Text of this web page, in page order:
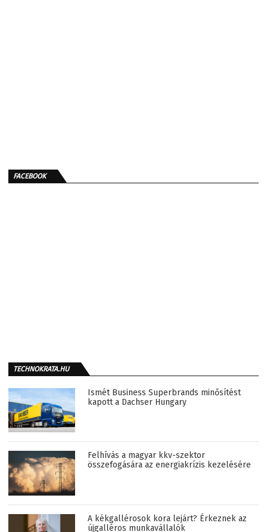
FACEBOOK
TECHNOKRATA.HU
Ismét Business Superbrands minősítést
kapott a Dachser Hungary
Felhívás a magyar kkv-szektor
összefogására az energiakrízis kezelésére
A kékgallérosok kora lejárt? Érkeznek az
újgalléros munkavállalók